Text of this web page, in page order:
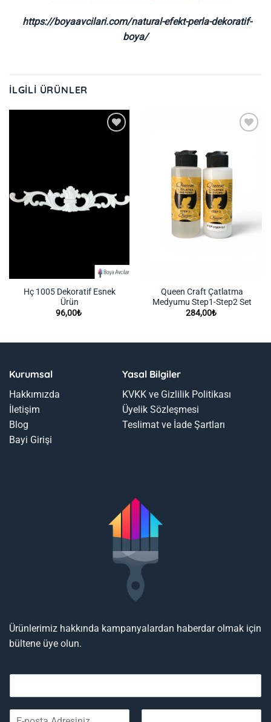
https://boyaavcilari.com/natural-efekt-perla-dekoratif-
boya/
İLGILI ÜRÜNLER
Hç 1005 Dekoratif Esnek
Ürün
96,00₺
Queen Craft Çatlatma
Medyumu Step1-Step2 Set
284,00₺
Kurumsal
Hakkımızda
İletişim
Blog
Bayi Girişi
Yasal Bilgiler
KVKK ve Gizlilik Politikası
Üyelik Sözleşmesi
Teslimat ve İade Şartları
Ürünlerimiz hakkında kampanyalardan haberdar olmak için
bültene üye olun.